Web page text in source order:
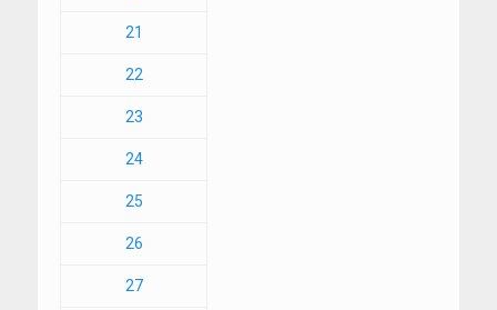
21
22
23
24
25
26
27